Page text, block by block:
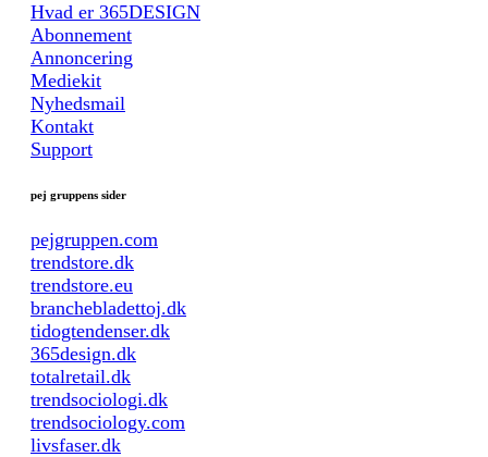
Hvad er 365DESIGN
Abonnement
Annoncering
Mediekit
Nyhedsmail
Kontakt
Support
pej gruppens sider
pejgruppen.com
trendstore.dk
trendstore.eu
branchebladettoj.dk
tidogtendenser.dk
365design.dk
totalretail.dk
trendsociologi.dk
trendsociology.com
livsfaser.dk